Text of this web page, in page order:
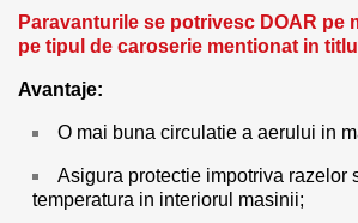
Paravanturile se potrivesc DOAR pe
pe tipul de caroserie mentionat in
Avantaje:
O mai buna circulatie a aerului in
Asigura protectie impotriva razelor
temperatura in interiorul masinii;